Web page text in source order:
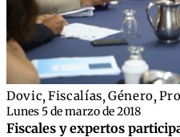
Dovic, Fiscalías, Género,
Lunes 5 de marzo de 2018
Fiscales y expertos